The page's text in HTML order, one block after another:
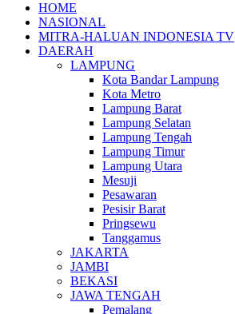
HOME
NASIONAL
MITRA-HALUAN INDONESIA TV
DAERAH
LAMPUNG
Kota Bandar Lampung
Kota Metro
Lampung Barat
Lampung Selatan
Lampung Tengah
Lampung Timur
Lampung Utara
Mesuji
Pesawaran
Pesisir Barat
Pringsewu
Tanggamus
JAKARTA
JAMBI
BEKASI
JAWA TENGAH
Pemalang